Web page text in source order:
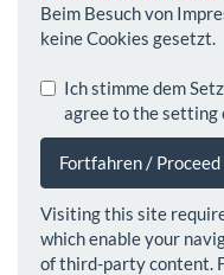
Beim Besuch von
keine Cookies gesetzt.
Ich stimme dem
agree to the setting
Fortfahren / Proceed
Visiting this site
which enable your
of third-party content.